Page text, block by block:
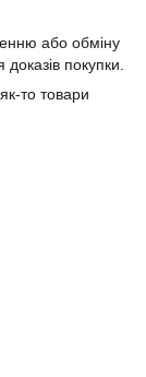
або обміну
покупки.
то товари